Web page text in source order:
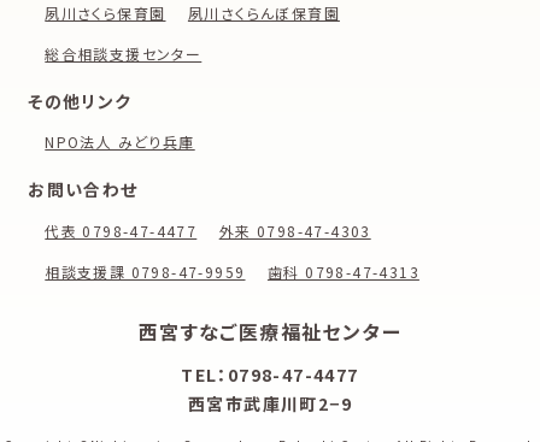
夙川さくら保育園 夙川さくらんぼ保育園
総合相談支援センター
その他リンク
NPO法人 みどり兵庫
お問い合わせ
代表 0798-47-4477 外来 0798-47-4303
相談支援課 0798-47-9959 歯科 0798-47-4313
西宮すなご医療福祉センター
TEL：0798-47-4477
西宮市武庫川町2−9